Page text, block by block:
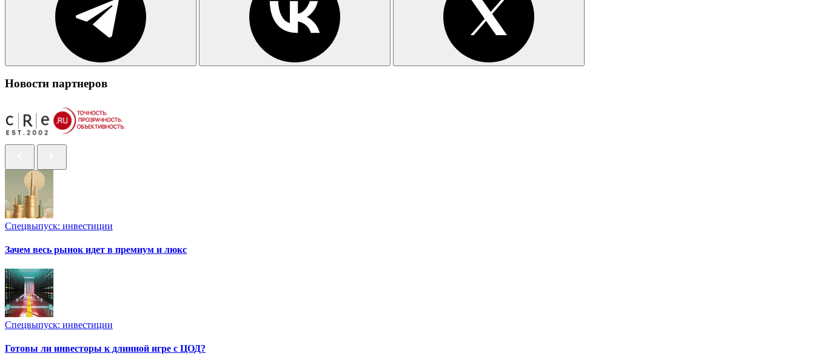
Новости партнеров
Спецвыпуск: инвестиции
Зачем весь рынок идет в премиум и люкс
Спецвыпуск: инвестиции
Готовы ли инвесторы к длинной игре с ЦОД?